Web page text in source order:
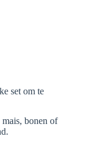
set om te
bonen of